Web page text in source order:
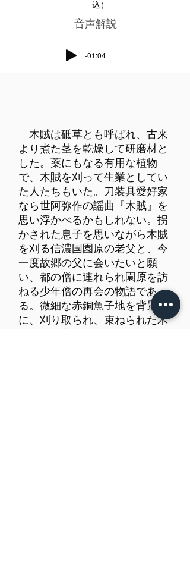
込）
​音声解説
-01:04
木賊は砥草とも呼ばれ、古来
より煮た茎を乾燥して研磨材と
した。薬にもなる有用な植物
で、木賊を刈って生業としてい
た人たちもいた。刀装具愛好家
なら世阿弥作の謡曲『木賊』を
思い浮かべるかもしれない。拐
かされた息子を思いながら木賊
を刈る信濃国園原の老父と、今
一度故郷の父に会いたいと願
い、都の僧に連れられ園原を訪
ねる少年僧の再会の物語であ
る。微細な赤銅魚子地を背景
に、刈り取られ、束ねられた木